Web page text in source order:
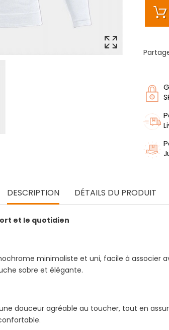
DESCRIPTION DÉTAILS DU PRODUIT
et le quotidien
minimaliste et uni, facile à associer
sobre et élégante.
douceur agréable au toucher, tout en